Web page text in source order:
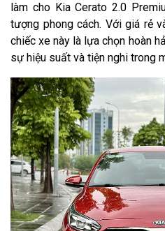
làm cho Kia Cerato 2.0
tượng phong cách. Với giá rẻ
chiếc xe này là lựa chọn hoàn
sự hiệu suất và tiện nghi trong